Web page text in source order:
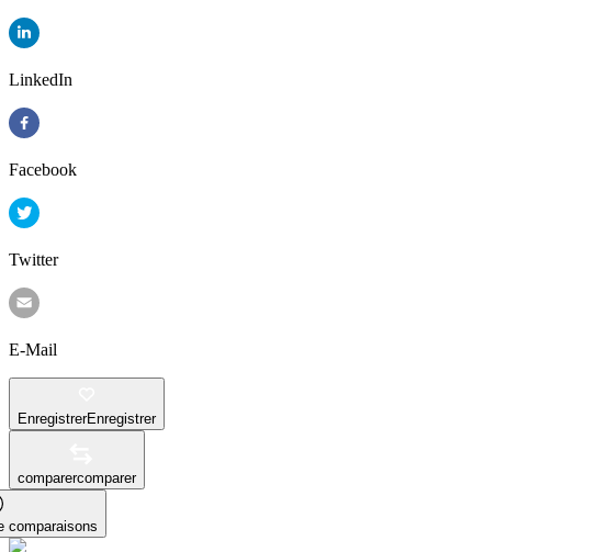
LinkedIn
Facebook
Twitter
E-Mail
EnregistrerEnregistrer
comparercomparer
comparaisons